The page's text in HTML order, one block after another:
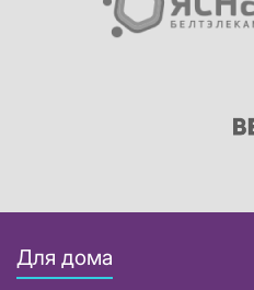
Для дома